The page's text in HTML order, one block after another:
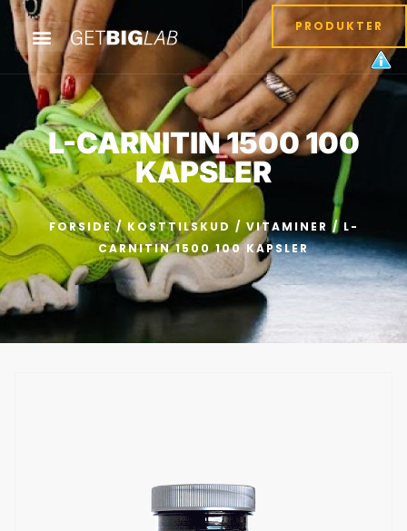
PRODUKTER
L-CARNITIN 1500 100
KAPSLER
FORSIDE/KOSTTILSKUD / VITAMINER / L-
CARNITIN 1500 100 KAPSLER